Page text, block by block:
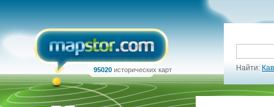
95020 исторических карт Найти: